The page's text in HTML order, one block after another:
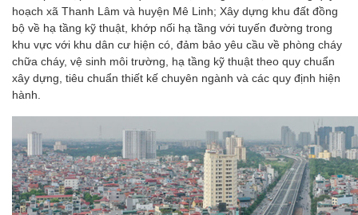
hoạch xã Thanh Lâm và huyện Mê Linh; Xây dựng khu đất đồng
bộ về hạ tầng kỹ thuật, khớp nối hạ tầng với tuyến đường trong
khu vực với khu dân cư hiện có, đảm bảo yêu cầu về phòng cháy
chữa cháy, vệ sinh môi trường, hạ tầng kỹ thuật theo quy chuẩn
xây dựng, tiêu chuẩn thiết kế chuyên ngành và các quy định hiện
hành.